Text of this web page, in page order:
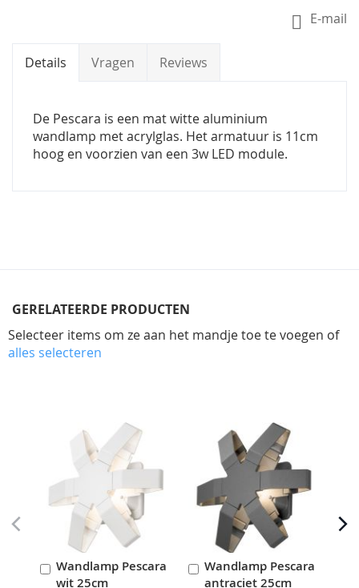
E-mail
Details Vragen Reviews
De Pescara is een mat witte aluminium
wandlamp met acrylglas. Het armatuur is 11cm
hoog en voorzien van een 3w LED module.
GERELATEERDE PRODUCTEN
Selecteer items om ze aan het mandje toe te voegen of
alles selecteren
Wandlamp Pescara
wit 25cm
In
Winkelwagen
Wandlamp Pescara
antraciet 25cm
In
Winkelwagen